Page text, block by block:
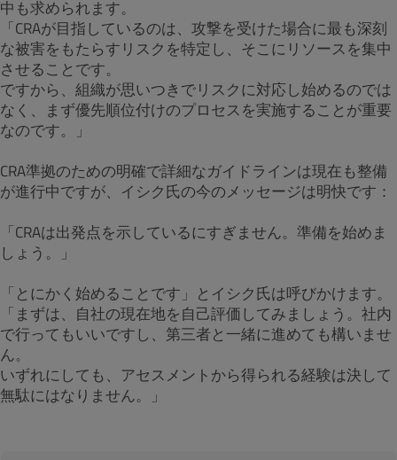
中も求められます。
「CRAが目指しているのは、攻撃を受けた場合に最も深刻
な被害をもたらすリスクを特定し、そこにリソースを集中
させることです。
ですから、組織が思いつきでリスクに対応し始めるのでは
なく、まず優先順位付けのプロセスを実施することが重要
なのです。」
CRA準拠のための明確で詳細なガイドラインは現在も整備
が進行中ですが、イシク氏の今のメッセージは明快です：
「CRAは出発点を示しているにすぎません。準備を始めま
しょう。」
「とにかく始めることです」とイシク氏は呼びかけます。
「まずは、自社の現在地を自己評価してみましょう。社内
で行ってもいいですし、第三者と一緒に進めても構いませ
ん。
いずれにしても、アセスメントから得られる経験は決して
無駄にはなりません。」